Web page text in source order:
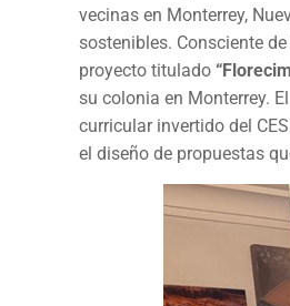
vecinas en Monterrey,
sostenibles. Consciente
proyecto titulado
su colonia en Monterrey.
curricular invertido del
el diseño de propuestas